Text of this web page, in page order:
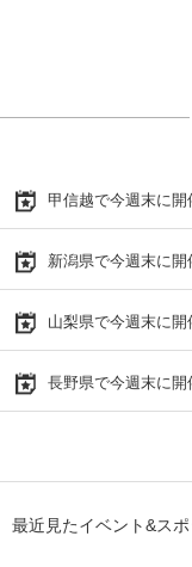
甲信越で今週末に
新潟県で今週末に
山梨県で今週末に
長野県で今週末に
最近見たイベント&ス